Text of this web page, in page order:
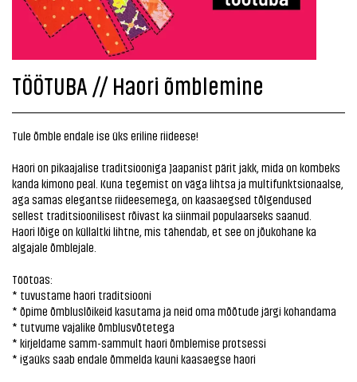
TÖÖTUBA // Haori õmblemine
Tule õmble endale ise üks eriline riideese!
Haori on pikaajalise traditsiooniga Jaapanist pärit jakk, mida on kombeks
kanda kimono peal. Kuna tegemist on väga lihtsa ja multifunktsionaalse,
aga samas elegantse riideesemega, on kaasaegsed tõlgendused
sellest traditsioonilisest rõivast ka siinmail populaarseks saanud.
Haori lõige on küllaltki lihtne, mis tähendab, et see on jõukohane ka
algajale õmblejale.
Töötoas:
* tuvustame haori traditsiooni
* õpime õmbluslõikeid kasutama ja neid oma mõõtude järgi kohandama
* tutvume vajalike õmblusvõtetega
* kirjeldame samm-sammult haori õmblemise protsessi
* igaüks saab endale õmmelda kauni kaasaegse haori